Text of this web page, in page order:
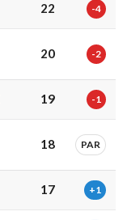
22 -4
20 -2
19 -1
18 PAR
17 +1